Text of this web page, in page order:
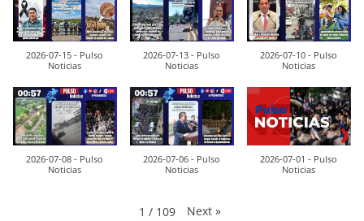
2026-07-15 - Pulso
Noticias
2026-07-13 - Pulso
Noticias
2026-07-10 - Pulso
Noticias
2026-07-08 - Pulso
Noticias
2026-07-06 - Pulso
Noticias
2026-07-01 - Pulso
Noticias
1 / 109 Next »